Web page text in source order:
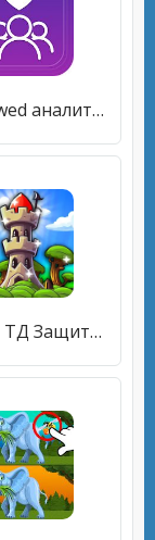
iUnfollowed аналитика подписчиков для Инстаграм
Гайарус: ТД Защита Башни